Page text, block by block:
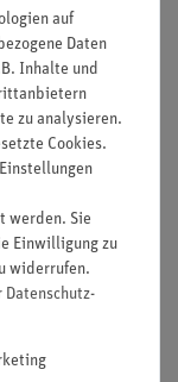
Tafel Physik
durch
auf
Daten
Inhalte und
zu analysieren.
Cookies.
werden. Sie
Einwilligung zu
widerrufen.
Daten­schutz­